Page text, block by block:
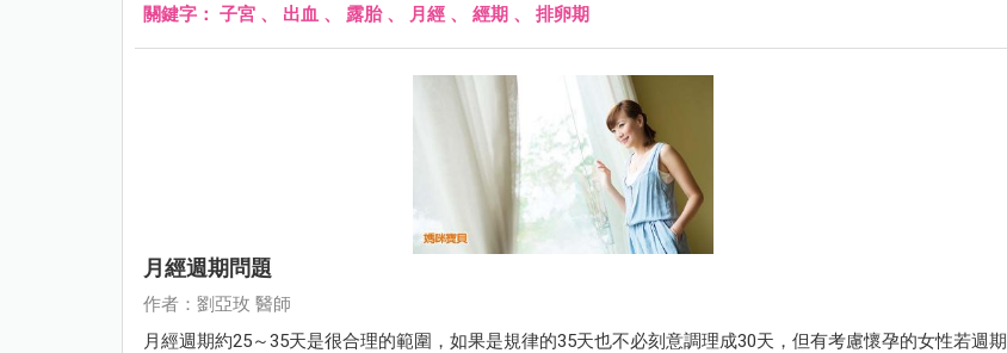
關鍵字： 子宮 、 出血 、 露胎、 月經 、 經期 、 排卵期
月經週期問題
作者：劉亞玫 醫師
月經週期約25～35天是很合理的範圍，如果是規律的35天也不必刻意調理成30天，但有考慮懷孕的女性若週期